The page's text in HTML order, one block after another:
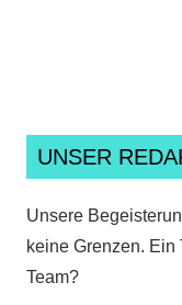
UNSER
Unsere
keine Grenzen.
Team?